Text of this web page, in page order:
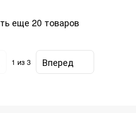
еще 20 товаров
1 из 3 Вперед